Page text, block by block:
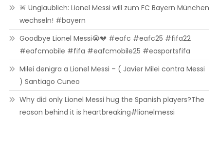
🚨 Unglaublich: Lionel Messi will zum FC Bayern München
wechseln! #bayern
Goodbye Lionel Messi😭💔 #eafc #eafc25 #fifa22
#eafcmobile #fifa #eafcmobile25 #easportsfifa
Milei denigra a Lionel Messi – ( Javier Milei contra Messi
) Santiago Cuneo
Why did only Lionel Messi hug the Spanish players?The
reason behind it is heartbreaking#lionelmessi